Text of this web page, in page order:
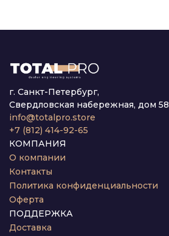
г. Санкт-Петербург,
Свердловская набережная, дом 58
info@totalpro.store
+7 (812) 414-92-65
КОМПАНИЯ
О компании
Контакты
Политика конфиденциальности
Оферта
ПОДДЕРЖКА
Доставка